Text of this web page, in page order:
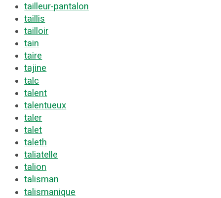
tailleur-pantalon
taillis
tailloir
tain
taire
tajine
talc
talent
talentueux
taler
talet
taleth
taliatelle
talion
talisman
talismanique